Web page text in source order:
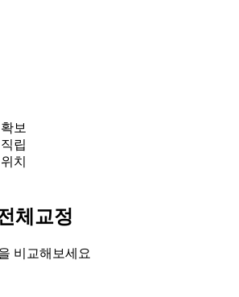
보
립
치
체교정
비교해보세요